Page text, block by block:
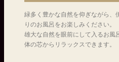
緑多く豊かな自然を仰ぎながら、
りのお風呂をお楽しみください。
雄大な自然を眼前にして入るお風
体の芯からリラックスできます。